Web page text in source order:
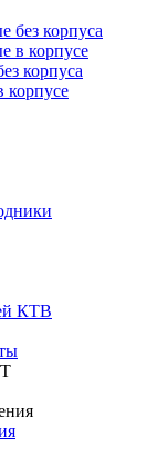
без корпуса
в корпусе
корпуса
корпусе
КТВ